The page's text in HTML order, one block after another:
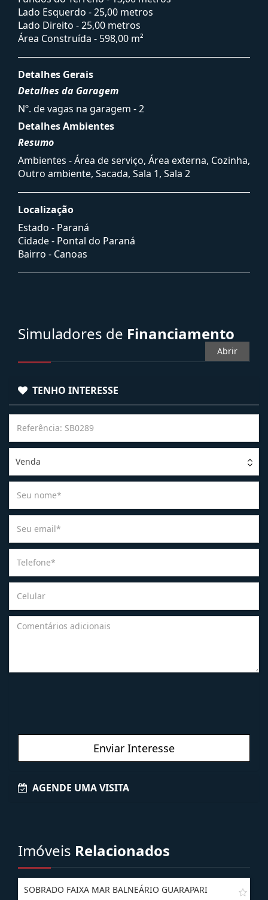
Lado Esquerdo - 25,00 metros
Lado Direito - 25,00 metros
Área Construída - 598,00 m²
Detalhes Gerais
Detalhes da Garagem
Nº. de vagas na garagem - 2
Detalhes Ambientes
Resumo
Ambientes - Área de serviço, Área externa, Cozinha,
Outro ambiente, Sacada, Sala 1, Sala 2
Localização
Estado - Paraná
Cidade - Pontal do Paraná
Bairro - Canoas
Simuladores de Financiamento
Abrir
TENHO INTERESSE
Venda
Enviar Interesse
AGENDE UMA VISITA
Imóveis Relacionados
SOBRADO FAIXA MAR BALNEÁRIO GUARAPARI